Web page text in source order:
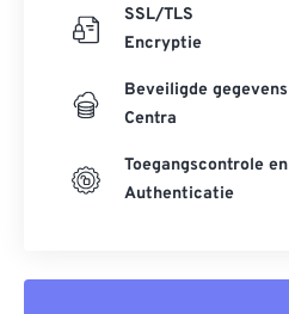
SSL/TLS
Encryptie
Beveiligde gegevens
Centra
Toegangscontrole en
Authenticatie